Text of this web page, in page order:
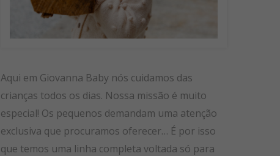
Aqui em Giovanna Baby nós cuidamos das
crianças todos os dias. Nossa missão é muito
especial! Os pequenos demandam uma atenção
exclusiva que procuramos oferecer… É por isso
que temos uma linha completa voltada só para